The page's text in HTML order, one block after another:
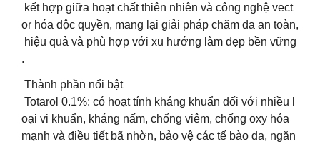
kết hợp giữa hoạt chất thiên nhiên và công nghệ vect
or hóa độc quyền, mang lại giải pháp chăm da an toàn,
hiệu quả và phù hợp với xu hướng làm đẹp bền vững
.
Thành phần nổi bật
Totarol 0.1%: có hoạt tính kháng khuẩn đối với nhiều l
oại vi khuẩn, kháng nấm, chống viêm, chống oxy hóa
mạnh và điều tiết bã nhờn, bảo vệ các tế bào da, ngăn